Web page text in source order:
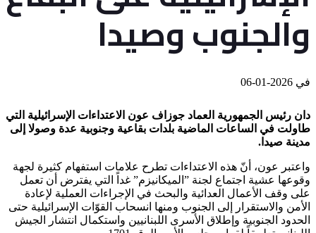
والجنوب وصيدا
في
دان رئيس الجمهورية العماد جوزاف عون الاعتداءات الإسرائيلية التي
طاولت في الساعات الماضية بلدات بقاعية وجنوبية عدة وصولا إلى
مدينة صيدا.
واعتبر عون، أنّ هذه الاعتداءات تطرح علامات استفهام كثيرة لجهة
وقوعها عشية اجتماع لجنة ”الميكانيزم” غداً التي يفترض أن تعمل
على وقف الأعمال العدائية والبحث في الإجراءات العملية لإعادة
الأمن والاستقرار إلى الجنوب ومنها انسحاب القوّات الإسرائيلية حتى
الحدود الجنوبية وإطلاق الأسرى اللبنانيين واستكمال انتشار الجيش